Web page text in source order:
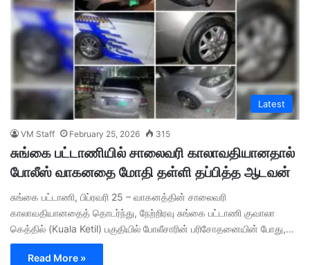
Latest
VM Staff February 25, 2026 315
சுங்கை பட்டாணியில் சாலைவரி காலாவதியானதால்
போலீஸ் வாகனதை மோதி தள்ளி தப்பித்த ஆடவன்
சுங்கை பட்டாணி, பிப்ரவரி 25 – வாகனத்தின் சாலைவரி
காலாவதியானதைத் தொடர்ந்து, நேற்றிரவு சுங்கை பட்டாணி குவாலா
கெத்தில் (Kuala Ketil) பகுதியில் போலீசாரின் பரிசோதனையின் போது,…
Read More »